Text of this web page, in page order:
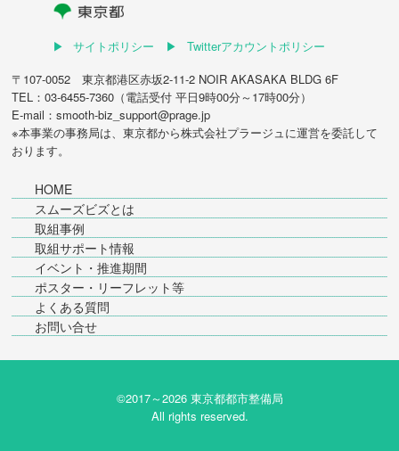
サイトポリシー
Twitterアカウントポリシー
〒107-0052 東京都港区赤坂2-11-2 NOIR AKASAKA BLDG 6F
TEL：03-6455-7360（電話受付 平日9時00分～17時00分）
E-mail：smooth-biz_support@prage.jp
※本事業の事務局は、東京都から株式会社プラージュ に運営を委託して
おります。
HOME
スムーズビズとは
取組事例
取組サポート情報
イベント・推進期間
ポスター・リーフレット等
よくある質問
お問い合せ
©2017～2026 東京都都市整備局
All rights reserved.